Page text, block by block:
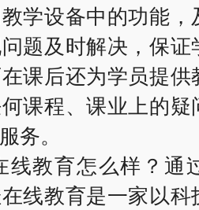
学设备中的功能，
题及时解决，保证
课后还为学员提供
课程、课业上的疑
务。
线教育怎么样？通
线教育是一家以科